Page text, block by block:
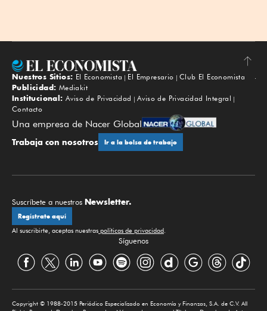
Subir
Nuestros Sitios: El Economista El Empresario
Club El Economista
Publicidad: Mediakit
Institucional: Aviso de Privacidad
Aviso de Privacidad Integral
Contacto
Una empresa de Nacer Global
Trabaja con nosotros Ir a la bolsa de trabajo
Suscríbete a nuestros Newsletter.
Regístrate aquí
Al suscribirte, aceptas nuestras políticas de privacidad.
Síguenos
Copyright © 1988-2015 Periódico Especializado en Economía y Finanzas, S.A. de C.V. All